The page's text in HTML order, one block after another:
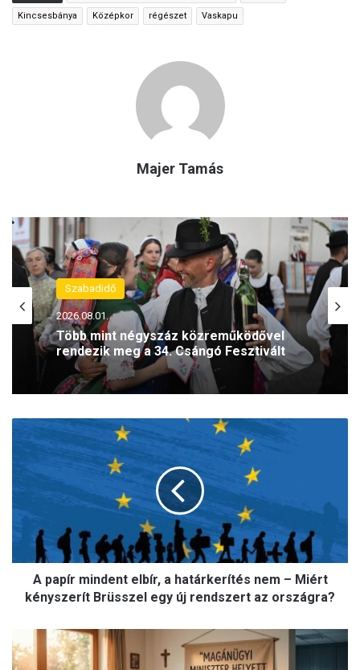
Kincsesbánya Középkor régészet Vaskapu
Majer Tamás
Szabadidő
2026.08.01.
Több mint négyszáz közreműködővel
rendezik meg a 34. Csángó Fesztivált
r
m
i
n
e
l
A papír mindent elbír, a határkerítés nem – Miért
kényszerít Brüsszel egy új rendszert az országra?
a